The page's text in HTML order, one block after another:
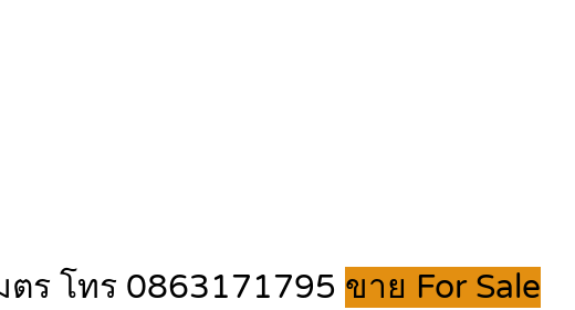
ตร โทร 0863171795 ขาย For Sale